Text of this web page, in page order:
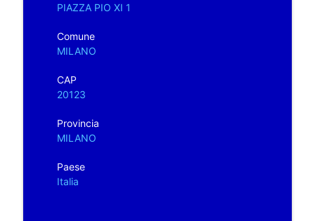
PIAZZA PIO XI 1
Comune
MILANO
CAP
20123
Provincia
MILANO
Paese
Italia